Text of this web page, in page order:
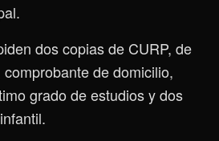
dos copias de CURP, de
de domicilio,
grado de estudios y dos